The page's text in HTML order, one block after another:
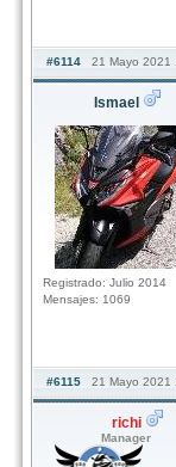
#6114 21 Mayo 2021
Ismael
Registrado: Julio 2014
Mensajes: 1069
#6115 21 Mayo 2021
richi
Manager